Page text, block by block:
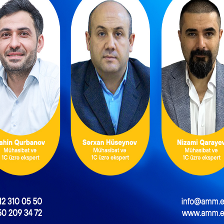
sistem tətbiq edilir
NEXT POST
çağırılan işçilərə verilən müavinət vergidən azaddırmı?
xidmətlərin
2026–2030: Əmək
bazarında yeni hədəflər